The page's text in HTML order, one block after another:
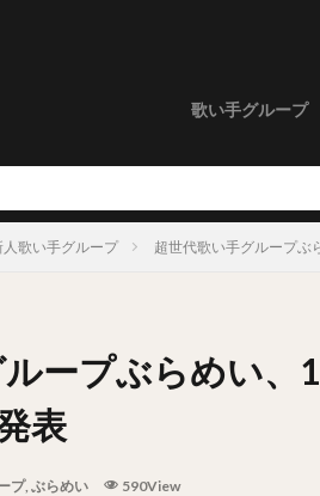
歌い手グループ
人歌い手グループ 超世代歌い手グループぶ
ープぶらめい、
表
プ, ぶらめい 590View